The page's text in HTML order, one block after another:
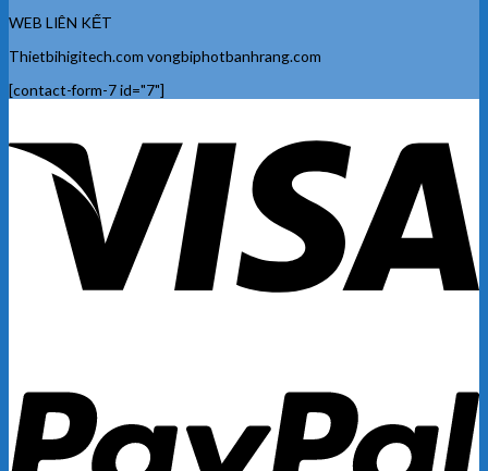
WEB LIÊN KẾT
Thietbihigitech.com vongbiphotbanhrang.com
[contact-form-7 id="7"]